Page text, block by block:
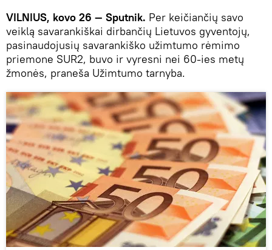
VILNIUS, kovo 26 — Sputnik. Per keičiančių savo
veiklą savarankiškai dirbančių Lietuvos gyventojų,
pasinaudojusių savarankiško užimtumo rėmimo
priemone SUR2, buvo ir vyresni nei 60-ies metų
žmonės, praneša Užimtumo tarnyba.